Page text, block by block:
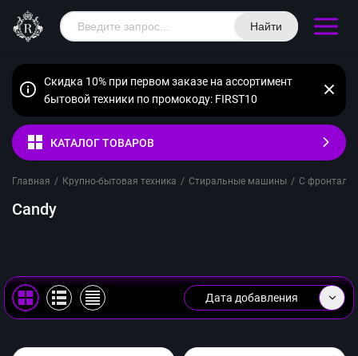
Найти
Скидка 10% при первом заказе на ассортимент
бытовой техники по промокоду: FIRST10
КАТАЛОГ ТОВАРОВ
Главная / Крупно-бытовая техника / Стиральные машины / С
Candy
Дата добавления